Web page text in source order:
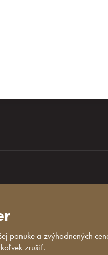
ponuke a zvýhodnených
zrušiť.